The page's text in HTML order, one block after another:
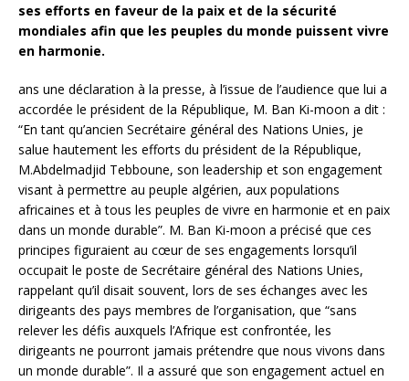
ses efforts en faveur de la paix et de la sécurité
mondiales afin que les peuples du monde puissent vivre
en harmonie.
ans une déclaration à la presse, à l’issue de l’audience que lui a
accordée le président de la République, M. Ban Ki-moon a dit :
“En tant qu’ancien Secrétaire général des Nations Unies, je
salue hautement les efforts du président de la République,
M.Abdelmadjid Tebboune, son leadership et son engagement
visant à permettre au peuple algérien, aux populations
africaines et à tous les peuples de vivre en harmonie et en paix
dans un monde durable”. M. Ban Ki-moon a précisé que ces
principes figuraient au cœur de ses engagements lorsqu’il
occupait le poste de Secrétaire général des Nations Unies,
rappelant qu’il disait souvent, lors de ses échanges avec les
dirigeants des pays membres de l’organisation, que “sans
relever les défis auxquels l’Afrique est confrontée, les
dirigeants ne pourront jamais prétendre que nous vivons dans
un monde durable”. Il a assuré que son engagement actuel en